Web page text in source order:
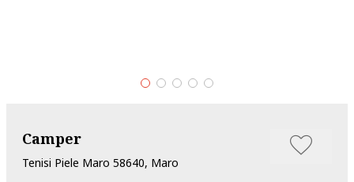
Camper
Tenisi Piele Maro 58640, Maro